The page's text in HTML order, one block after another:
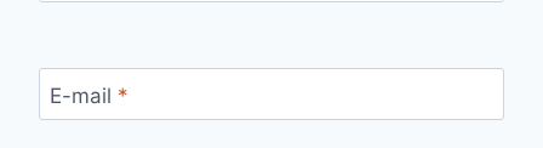
E-mail *